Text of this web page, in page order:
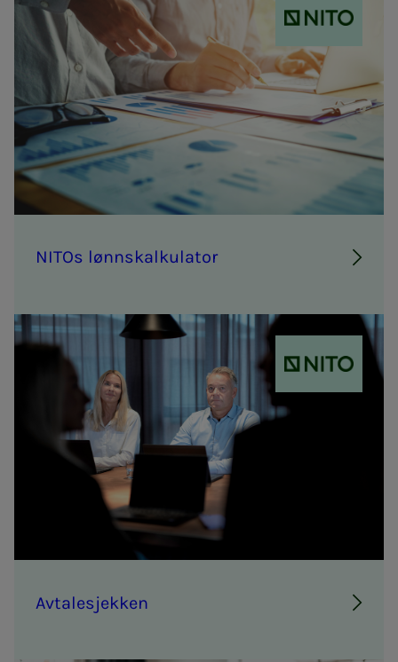
NITO
NITOs lønn­­­skalk­­­u­la­tor
NITO
Av­ta­­­le­­­sjek­­­ken